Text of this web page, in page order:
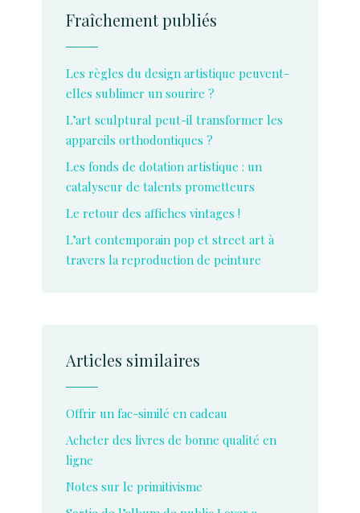
Fraîchement publiés
Les règles du design artistique peuvent-
elles sublimer un sourire ?
L’art sculptural peut-il transformer les
appareils orthodontiques ?
Les fonds de dotation artistique : un
catalyseur de talents prometteurs
Le retour des affiches vintages !
L’art contemporain pop et street art à
travers la reproduction de peinture
Articles similaires
Offrir un fac-similé en cadeau
Acheter des livres de bonne qualité en
ligne
Notes sur le primitivisme